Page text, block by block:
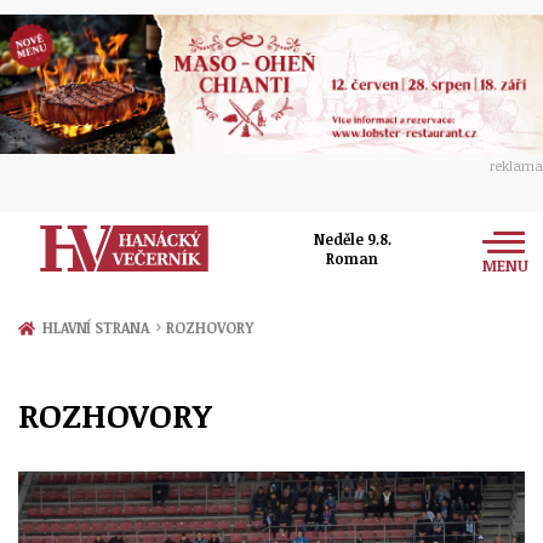
reklama
Neděle 9.8.
Roman
MENU
Zprávy
Přerov
Politika
Ekonomika
Kultura
Hudba
Společnost
Ženy
Sport
HLAVNÍ STRANA › ROZHOVORY
ROZHOVORY